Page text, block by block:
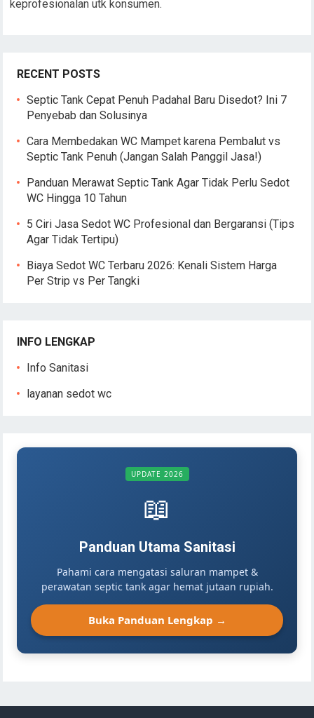
keprofesionalan utk konsumen.
RECENT POSTS
Septic Tank Cepat Penuh Padahal Baru Disedot? Ini 7
Penyebab dan Solusinya
Cara Membedakan WC Mampet karena Pembalut vs
Septic Tank Penuh (Jangan Salah Panggil Jasa!)
Panduan Merawat Septic Tank Agar Tidak Perlu Sedot
WC Hingga 10 Tahun
5 Ciri Jasa Sedot WC Profesional dan Bergaransi (Tips
Agar Tidak Tertipu)
Biaya Sedot WC Terbaru 2026: Kenali Sistem Harga
Per Strip vs Per Tangki
INFO LENGKAP
Info Sanitasi
layanan sedot wc
UPDATE 2026
📖
Panduan Utama Sanitasi
Pahami cara mengatasi saluran mampet &
perawatan septic tank agar hemat jutaan rupiah.
Buka Panduan Lengkap →